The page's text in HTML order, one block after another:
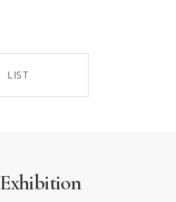
밝은 미래를 떠올리기조차
이상향이기도 했다.
미술을 직·간접적으로 수용해
수 있는 시간이 되기를 바란다.
도 여전히 유효한 이들의 회화
LIST